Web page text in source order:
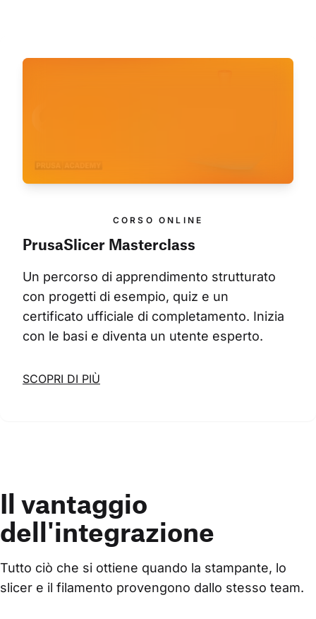
CORSO ONLINE
PrusaSlicer Masterclass
Un percorso di apprendimento strutturato
con progetti di esempio, quiz e un
certificato ufficiale di completamento. Inizia
con le basi e diventa un utente esperto.
SCOPRI DI PIÙ
Il vantaggio
dell'integrazione
Tutto ciò che si ottiene quando la stampante, lo
slicer e il filamento provengono dallo stesso team.